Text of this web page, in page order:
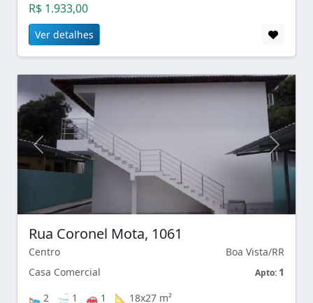
R$ 1.933,00
Ver detalhes
Rua Coronel Mota, 1061
Centro
Boa Vista/RR
Casa Comercial
Apto: 1
🛌 2 🛁 1 🚗 1 📐 18x27 m²